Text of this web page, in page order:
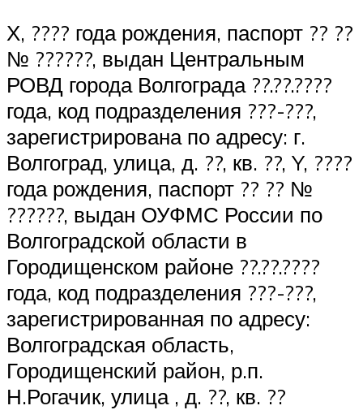
Х, ???? года рождения, паспорт ?? ??
№ ??????, выдан Центральным
РОВД города Волгограда ??.??.????
года, код подразделения ???-???,
зарегистрирована по адресу: г.
Волгоград, улица, д. ??, кв. ??, Y, ????
года рождения, паспорт ?? ?? №
??????, выдан ОУФМС России по
Волгоградской области в
Городищенском районе ??.??.????
года, код подразделения ???-???,
зарегистрированная по адресу:
Волгоградская область,
Городищенский район, р.п.
Н.Рогачик, улица , д. ??, кв. ??